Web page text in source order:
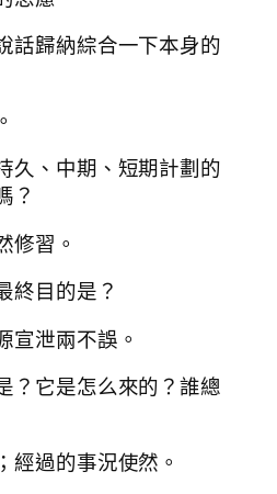
話歸納綜合一下本身的
久、中期、短期計劃的
？
修習。
終目的是？
宣泄兩不誤。
？它是怎么來的？誰總
經過的事況使然。